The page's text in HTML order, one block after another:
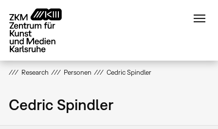
zum
Inhalt
Research Personen Cedric Spindler
Cedric Spindler